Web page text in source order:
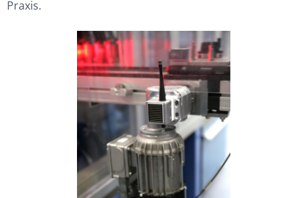
Praxis.